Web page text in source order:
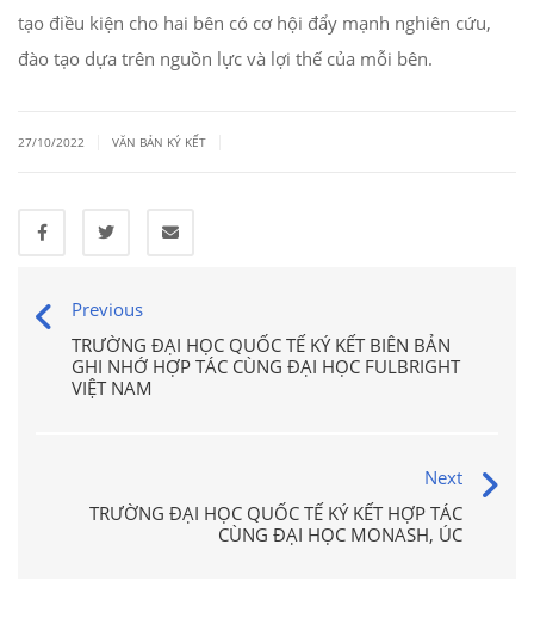
tạo điều kiện cho hai bên có cơ hội đẩy mạnh nghiên cứu,
đào tạo dựa trên nguồn lực và lợi thế của mỗi bên.
27/10/2022 VĂN BẢN KÝ KẾT
Previous
TRƯỜNG ĐẠI HỌC QUỐC TẾ KÝ KẾT BIÊN BẢN
GHI NHỚ HỢP TÁC CÙNG ĐẠI HỌC FULBRIGHT
VIỆT NAM
Next
TRƯỜNG ĐẠI HỌC QUỐC TẾ KÝ KẾT HỢP TÁC
CÙNG ĐẠI HỌC MONASH, ÚC